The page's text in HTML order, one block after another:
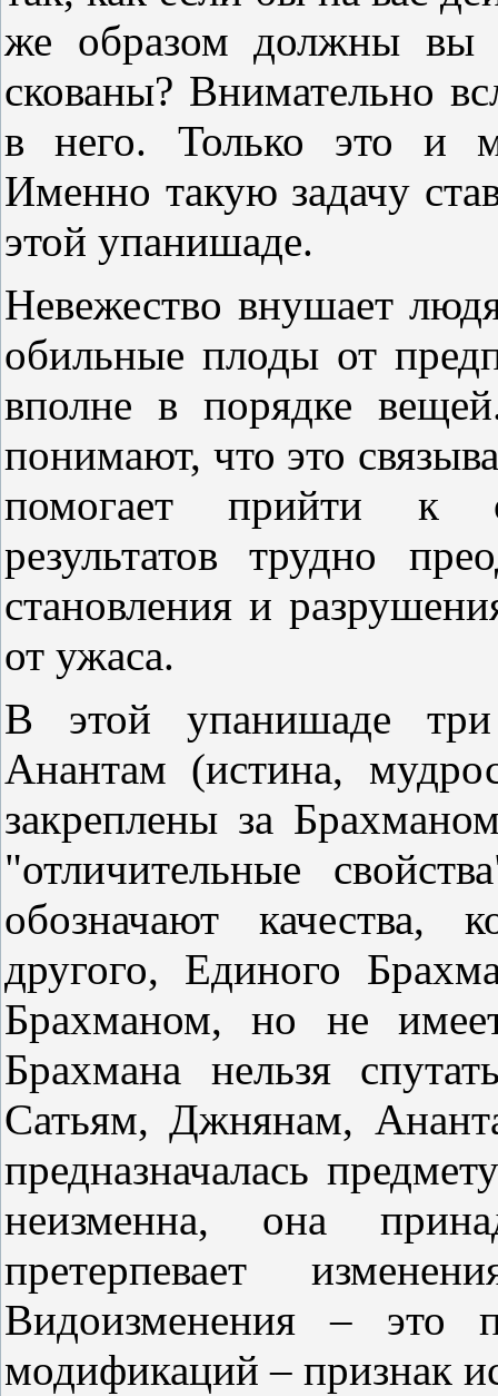
же образом должны вы
скованы? Внимательно
в него. Только это и
Именно такую задачу
этой упанишаде.
Невежество внушает
обильные плоды от
вполне в порядке
понимают, что это
помогает прийти к
результатов трудно
становления и
от ужаса.
В этой упанишаде
Анантам (истина,
закреплены за
"отличительные
обозначают качества,
другого, Единого
Брахманом, но не
Брахмана нельзя
Сатьям, Джнянам,
предназначалась
неизменна, она
претерпевает
Видоизменения – это
модификаций – признак